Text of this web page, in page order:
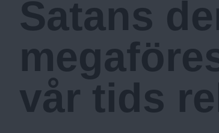
c
k
h
Satans
vår tids